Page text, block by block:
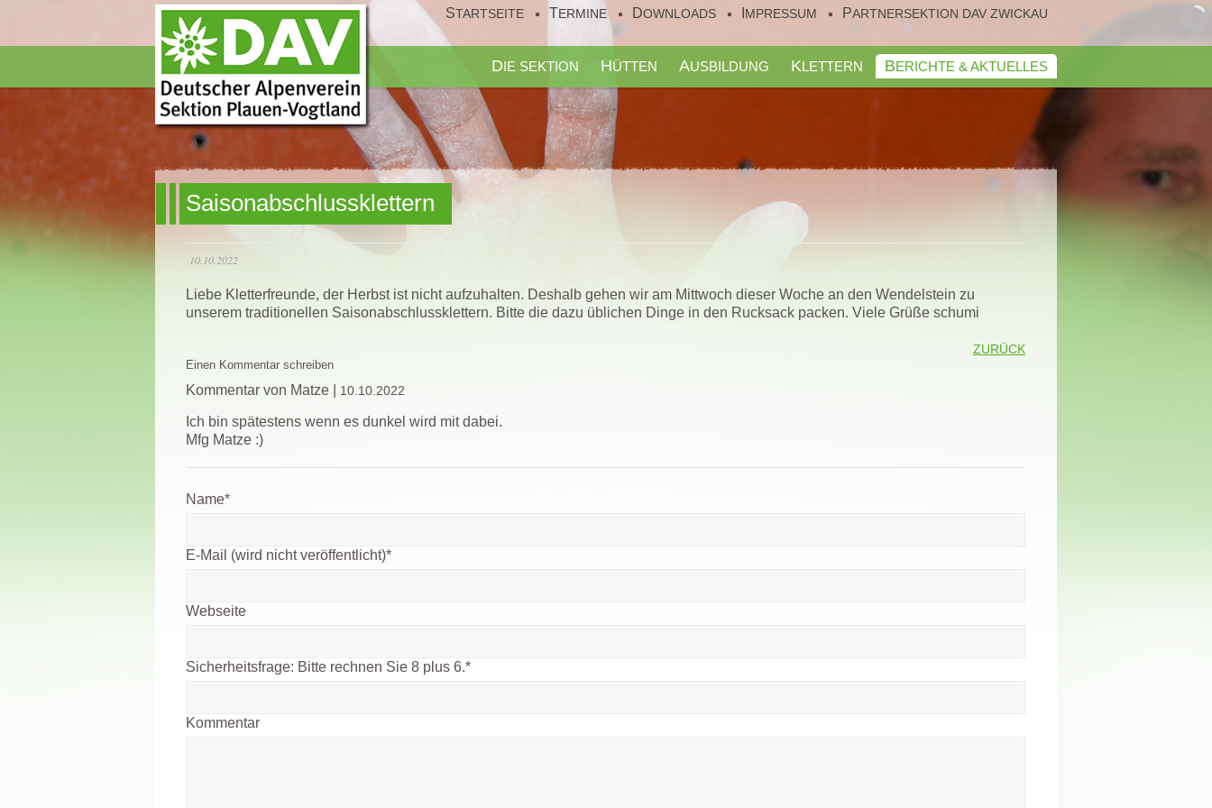
STARTSEITE TERMINE DOWNLOADS IMPRESSUM PARTNERSEKTION DAV ZWICKAU
DIE SEKTION HÜTTEN AUSBILDUNG KLETTERN BERICHTE & AKTUELLES
Saisonabschlussklettern
10.10.2022
Liebe Kletterfreunde, der Herbst ist nicht aufzuhalten. Deshalb gehen wir am Mittwoch dieser Woche an den Wendelstein zu
unserem traditionellen Saisonabschlussklettern. Bitte die dazu üblichen Dinge in den Rucksack packen. Viele Grüße schumi
ZURÜCK
Einen Kommentar schreiben
Kommentar von Matze | 10.10.2022
Ich bin spätestens wenn es dunkel wird mit dabei.
Mfg Matze :)
Name*
E-Mail (wird nicht veröffentlicht)*
Webseite
Sicherheitsfrage: Bitte rechnen Sie 8 plus 6.*
Kommentar